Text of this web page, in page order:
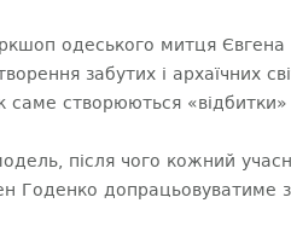
одеського митця Євгена
забутих і архаїчних
саме створюються
після чого кожний
Годенко допрацьовуватиме